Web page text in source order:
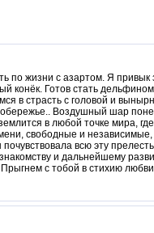
по жизни с азартом. Я привык
конёк. Готов стать
в страсть с головой и
Воздушный шар
в любой точке мира,
свободные и
всю эту прелесть
и дальнейшему
с тобой в стихию